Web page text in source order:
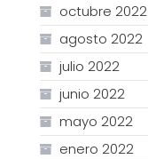
octubre 2022
agosto 2022
julio 2022
junio 2022
mayo 2022
enero 2022